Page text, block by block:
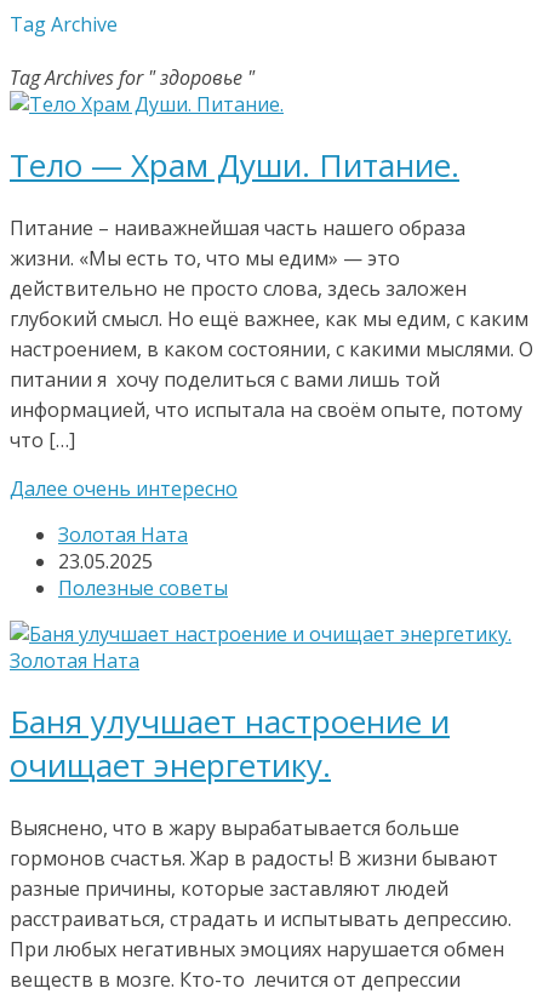
Tag Archive
Tag Archives for " здоровье "
Тело — Храм Души. Питание.
Питание – наиважнейшая часть нашего образа
жизни. «Мы есть то, что мы едим» — это
действительно не просто слова, здесь заложен
глубокий смысл. Но ещё важнее, как мы едим, с каким
настроением, в каком состоянии, с какими мыслями. О
питании я хочу поделиться с вами лишь той
информацией, что испытала на своём опыте, потому
что […]
Далее очень интересно
Золотая Ната
23.05.2025
Полезные советы
Баня улучшает настроение и
очищает энергетику.
Выяснено, что в жару вырабатывается больше
гормонов счастья. Жар в радость! В жизни бывают
разные причины, которые заставляют людей
расстраиваться, страдать и испытывать депрессию.
При любых негативных эмоциях нарушается обмен
веществ в мозге. Кто-то лечится от депрессии